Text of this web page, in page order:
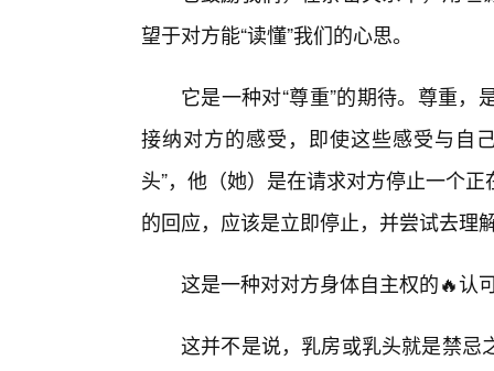
望于对方能“读懂”我们的心思。
它是一种对“尊重”的期待。尊重
接纳对方的感受，即使这些感受与自
头”，他（她）是在请求对方停止一个
的回应，应该是立即停止，并尝试去理
这是一种对对方身体自主权的🔥认
这并不是说，乳房或乳头就是禁忌